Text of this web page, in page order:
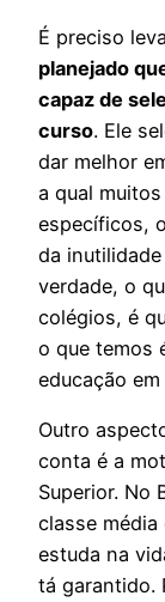
É preciso
planejado
capaz de
curso. Ele
dar melhor
a qual
específicos,
da
verdade, o
colégios, é
o que temos
educação
Outro
conta é a
Superior. No
classe
estuda na
tá garantido.